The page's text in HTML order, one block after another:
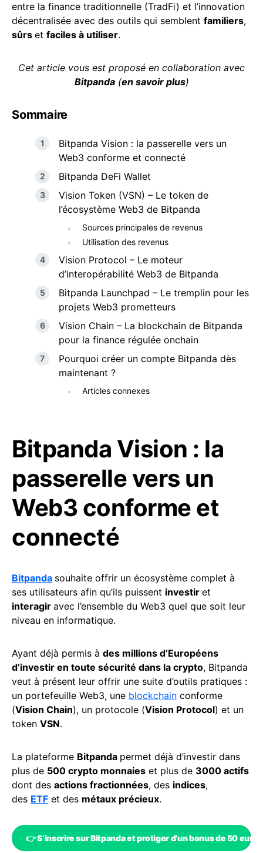
entre la finance traditionnelle (TradFi) et l’innovation
décentralisée avec des outils qui semblent familiers,
sûrs et faciles à utiliser.
Cet article vous est proposé en collaboration avec
Bitpanda(en savoir plus)
Sommaire
Bitpanda Vision : la passerelle vers un
Web3 conforme et connecté
Bitpanda DeFi Wallet
Vision Token (VSN) – Le token de
l’écosystème Web3 de Bitpanda
Sources principales de revenus
Utilisation des revenus
Vision Protocol – Le moteur
d’interopérabilité Web3 de Bitpanda
Bitpanda Launchpad – Le tremplin pour les
projets Web3 prometteurs
Vision Chain – La blockchain de Bitpanda
pour la finance régulée onchain
Pourquoi créer un compte Bitpanda dès
maintenant ?
Articles connexes
Bitpanda Vision : la
passerelle vers un
Web3 conforme et
connecté
Bitpanda souhaite offrir un écosystème complet à
ses utilisateurs afin qu’ils puissent investir et
interagir avec l’ensemble du Web3 quel que soit leur
niveau en informatique.
Ayant déjà permis à des millions d’Européens
d’investir en toute sécurité dans la crypto, Bitpanda
veut à présent leur offrir une suite d’outils pratiques :
un portefeuille Web3, une blockchain conforme
(Vision Chain), un protocole (Vision Protocol) et un
token VSN.
La plateforme Bitpanda permet déjà d’investir dans
plus de 500 crypto monnaies et plus de 3000 actifs
dont des actions fractionnées, des indices,
des ETF et des métaux précieux.
👉S’inscrire sur Bitpandaet protiger d’un bonus de 50